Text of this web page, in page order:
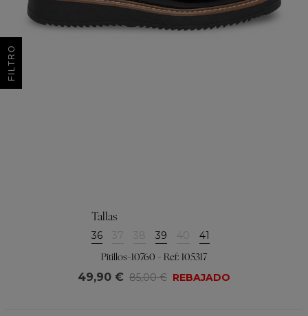
Tallas
36 37 38 39 40 41
Pitillos-10760 - Ref: 105317
49,90 € 85,00 € REBAJADO
FILTRO